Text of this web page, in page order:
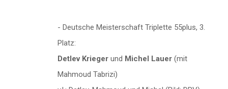
- Deutsche Meisterschaft Triplette 55plus, 3.
Platz:
Detlev Krieger und Michel Lauer (mit
Mahmoud Tabrizi)